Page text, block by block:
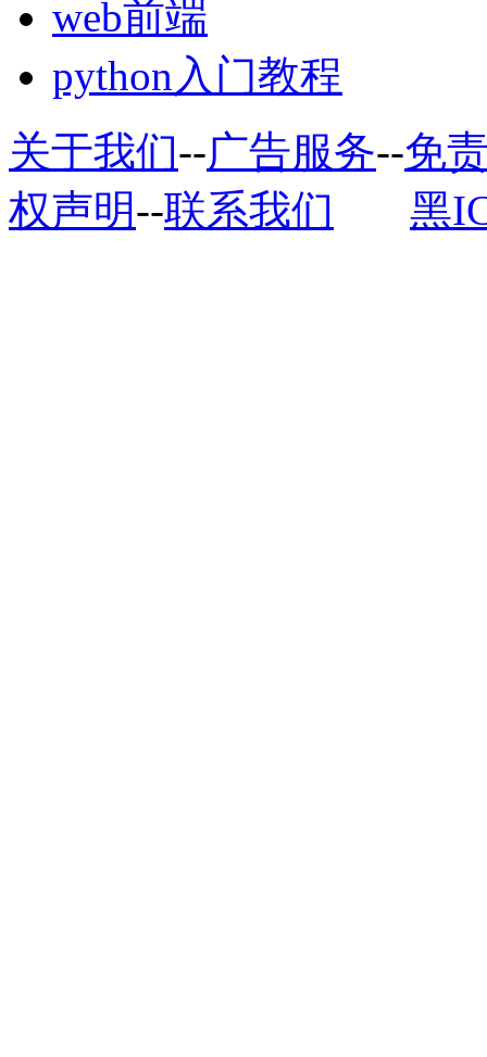
web前端
python入门教程
关于我们--广告服务--免
权声明--联系我们 黑